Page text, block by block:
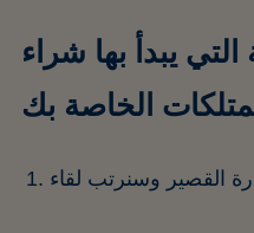
يبدأ بها شراء
الخاصة بك
القصير وسنرتب لقاء